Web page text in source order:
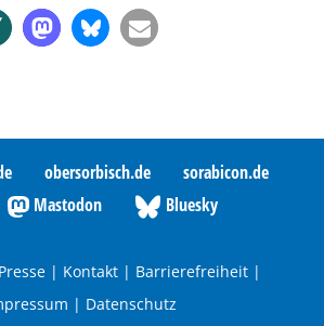
obersorbisch.de
sorabicon.de
Mastodon Bluesky
Presse | Kontakt | Barrierefreiheit |
| Datenschutz